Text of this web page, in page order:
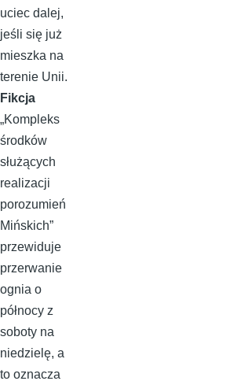
uciec dalej,
jeśli się już
mieszka na
terenie Unii.
Fikcja
„Kompleks
środków
służących
realizacji
porozumień
Mińskich”
przewiduje
przerwanie
ognia o
północy z
soboty na
niedzielę, a
to oznacza